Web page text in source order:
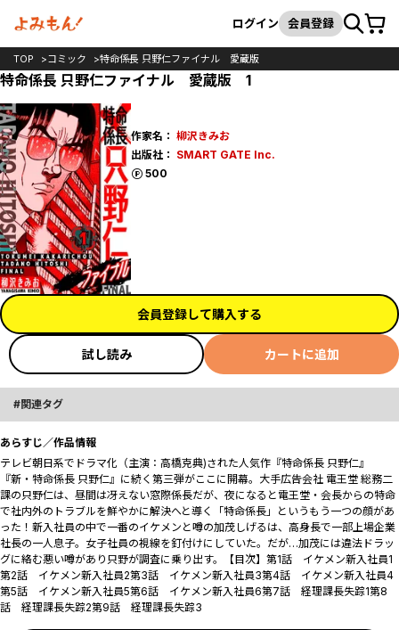
検索
ログイン 会員登録カート
TOP コミック 特命係長 只野仁ファイナル 愛蔵版
特命係長 只野仁ファイナル 愛蔵版 1
作家名： 柳沢きみお
出版社： SMART GATE Inc.
500
ポイント
会員登録して購入する
試し読み カートに追加
関連タグ
あらすじ／作品情報
テレビ朝日系でドラマ化（主演：高橋克典)された人気作『特命係長 只野仁』
『新・特命係長 只野仁』に続く第三弾がここに開幕。大手広告会社 電王堂 総務二
課の只野仁は、昼間は冴えない窓際係長だが、夜になると電王堂・会長からの特命
で社内外のトラブルを鮮やかに解決へと導く「特命係長」というもう一つの顔があ
った――！新入社員の中で一番のイケメンと噂の加茂しげるは、高身長で一部上場企業
社長の一人息子。女子社員の視線を釘付けにしていた。だが…加茂には違法ドラッ
グに絡む悪い噂があり只野が調査に乗り出す。【目次】第1話 イケメン新入社員1
第2話 イケメン新入社員2第3話 イケメン新入社員3第4話 イケメン新入社員4
第5話 イケメン新入社員5第6話 イケメン新入社員6第7話 経理課長失踪1第8
話 経理課長失踪2第9話 経理課長失踪3